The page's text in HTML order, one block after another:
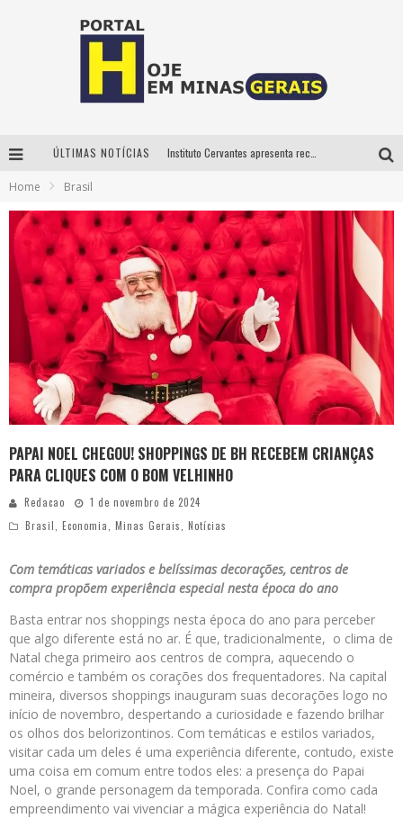
ÚLTIMAS NOTÍCIAS
Home Brasil
PAPAI NOEL CHEGOU! SHOPPINGS DE BH RECEBEM CRIANÇAS
PARA CLIQUES COM O BOM VELHINHO
Redacao
1 de novembro de 2024
Brasil
Economia Minas Gerais Notícias
Com temáticas variados e belíssimas decorações, centros de
compra propõem experiência especial nesta época do ano
Basta entrar nos shoppings nesta época do ano para perceber
que algo diferente está no ar. É que, tradicionalmente, o clima de
Natal chega primeiro aos centros de compra, aquecendo o
comércio e também os corações dos frequentadores. Na capital
mineira, diversos shoppings inauguram suas decorações logo no
início de novembro, despertando a curiosidade e fazendo brilhar
os olhos dos belorizontinos. Com temáticas e estilos variados,
visitar cada um deles é uma experiência diferente, contudo, existe
uma coisa em comum entre todos eles: a presença do Papai
Noel, o grande personagem da temporada. Confira como cada
empreendimento vai vivenciar a mágica experiência do Natal!